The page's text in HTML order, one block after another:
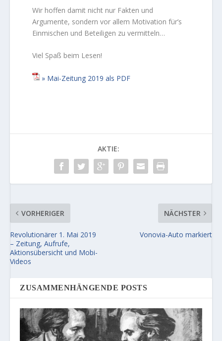
Wir hoffen damit nicht nur Fakten und
Argumente, sondern vor allem Motivation für’s
Einmischen und Beteiligen zu vermitteln…
Viel Spaß beim Lesen!
Mai-Zeitung 2019 als PDF
AKTIE:
VORHERIGER
Revolutionärer 1. Mai 2019
– Zeitung, Aufrufe,
Aktionsübersicht und Mobi-
Videos
NÄCHSTER
Vonovia-Auto markiert
ZUSAMMENHÄNGENDE POSTS